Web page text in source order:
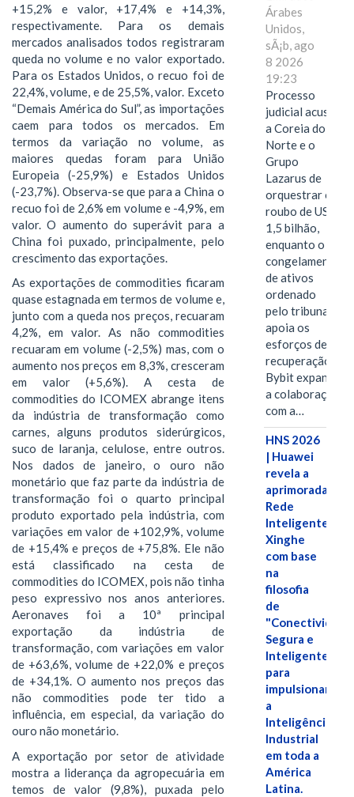
+15,2% e valor, +17,4% e +14,3%,
respectivamente. Para os demais
mercados analisados todos registraram
queda no volume e no valor exportado.
Para os Estados Unidos, o recuo foi de
22,4%, volume, e de 25,5%, valor. Exceto
“Demais América do Sul”, as importações
caem para todos os mercados. Em
termos da variação no volume, as
maiores quedas foram para União
Europeia (-25,9%) e Estados Unidos
(-23,7%). Observa-se que para a China o
recuo foi de 2,6% em volume e -4,9%, em
valor. O aumento do superávit para a
China foi puxado, principalmente, pelo
crescimento das exportações.
As exportações de commodities ficaram
quase estagnada em termos de volume e,
junto com a queda nos preços, recuaram
4,2%, em valor. As não commodities
recuaram em volume (-2,5%) mas, com o
aumento nos preços em 8,3%, cresceram
em valor (+5,6%). A cesta de
commodities do ICOMEX abrange itens
da indústria de transformação como
carnes, alguns produtos siderúrgicos,
suco de laranja, celulose, entre outros.
Nos dados de janeiro, o ouro não
monetário que faz parte da indústria de
transformação foi o quarto principal
produto exportado pela indústria, com
variações em valor de +102,9%, volume
de +15,4% e preços de +75,8%. Ele não
está classificado na cesta de
commodities do ICOMEX, pois não tinha
peso expressivo nos anos anteriores.
Aeronaves foi a 10ª principal
exportação da indústria de
transformação, com variações em valor
de +63,6%, volume de +22,0% e preços
de +34,1%. O aumento nos preços das
não commodities pode ter tido a
influência, em especial, da variação do
ouro não monetário.
A exportação por setor de atividade
mostra a liderança da agropecuária em
temos de valor (9,8%), puxada pelo
Árabes
Unidos,
sÃ¡b, ago
8 2026
19:23
Processo
judicial acusa
a Coreia do
Norte e o
Grupo
Lazarus de
orquestrar o
roubo de US$
1,5 bilhão,
enquanto o
congelamento
de ativos
ordenado
pelo tribunal
apoia os
esforços de
recuperação e
Bybit expande
a colaboração
com a…
HNS 2026
| Huawei
revela a
aprimorada
Rede
Inteligente
Xinghe
com base
na
filosofia
de
"Conectividade
Segura e
Inteligente"
para
impulsionar
a
Inteligência
Industrial
em toda a
América
Latina.